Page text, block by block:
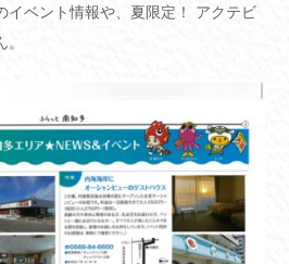
イベント情報や、夏限定！ アクテビ